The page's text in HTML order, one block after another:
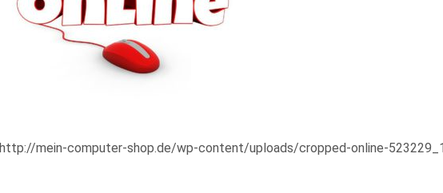
http://mein-computer-shop.de/wp-content/uploads/cropped-online-